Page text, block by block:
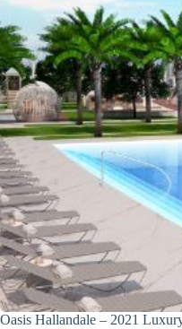
Oasis Hallandale – 2021